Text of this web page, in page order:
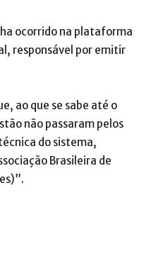
ocorrido na plataforma
responsável por emitir
ao que se sabe até o
não passaram pelos
do sistema,
Brasileira de